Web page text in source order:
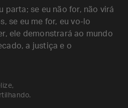
parta; se eu não for, não virá
se eu me for, eu vo-lo
ele demonstrará ao mundo
a justiça e o